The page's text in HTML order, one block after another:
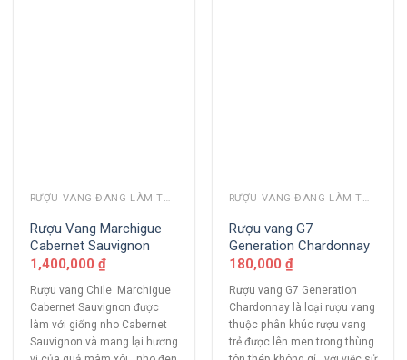
RƯỢU VANG ĐANG LÀM THỊ TRƯỜNG
Rượu Vang Marchigue
Cabernet Sauvignon
1,400,000 ₫
Rượu vang Chile Marchigue
Cabernet Sauvignon được
làm với giống nho Cabernet
Sauvignon và mang lại hương
RƯỢU VANG ĐANG LÀM THỊ TRƯỜNG
Rượu vang G7
Generation Chardonnay
180,000 ₫
Rượu vang G7 Generation
Chardonnay là loại rượu vang
thuộc phân khúc rượu vang
trẻ được lên men trong thùng